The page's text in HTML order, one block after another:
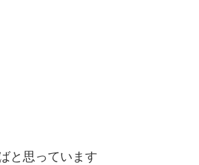
と思っています